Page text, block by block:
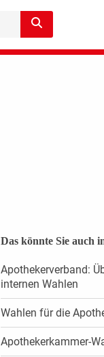
Das könnte Sie auch
Apothekerverband:
internen Wahlen
Wahlen für die
Apothekerkammer-